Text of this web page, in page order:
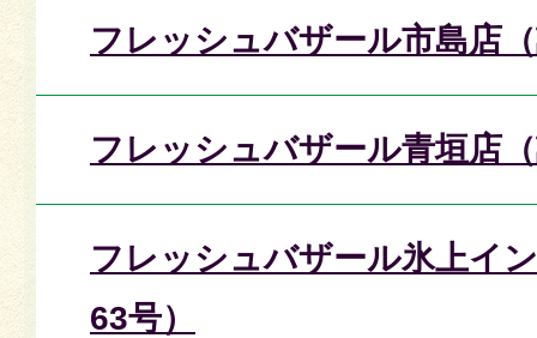
フレッシュバザール市島店
フレッシュバザール青垣店
フレッシュバザール氷上イ
63号）